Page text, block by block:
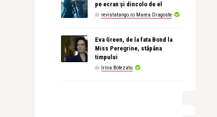
pe ecran și dincolo de el
de revistatango.ro Marea Dragoste
Eva Green, de la fata Bond la
Miss Peregrine, stăpâna
timpului
de Irina Botezatu